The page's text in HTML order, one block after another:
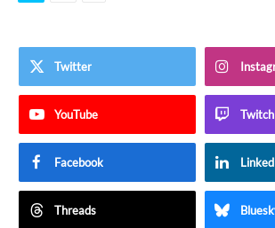
Twitter
YouTube Twitch
Facebook
Threads